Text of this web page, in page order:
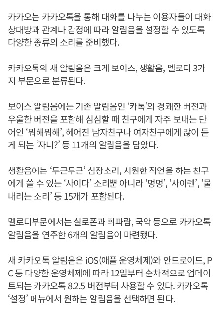
카카오는 카카오톡을 통해 대화를 나누는 이용자들이 대화
상대방과 관계나 감정에 따라 알림음을 설정할 수 있도록
다양한 종류의 소리를 준비했다.
카카오톡의 새 알림음은 크게 보이스, 생활음, 멜로디 3가
지 부문으로 분류된다.
보이스 알림음에는 기존 알림음인 ‘카톡’의 경쾌한 버전과
우울한 버전을 포함해 심심할 때 친구에게 자주 보내는 단
어인 ‘뭐해뭐해’, 헤어진 남자친구나 여자친구에게 많이 듣
게 되는 ‘자니?’ 등 11개의 알림음을 담았다.
생활음에는 ‘두근두근’ 심장소리, 시원한 직언을 하는 친구
에게 쓸 수 있는 ‘사이다’ 소리뿐 아니라 ‘멍멍’, ‘사이렌’, ‘물
내리는 소리’ 등 15개가 포함된다.
멜로디부문에서는 실로폰과 휘파람, 국악 등으로 카카오톡
알림음을 연주한 6개의 알림음이 마련됐다.
새 카카오톡 알림음은 iOS(애플 운영체제)와 안드로이드, P
C 등 다양한 운영체제에 따라 12일부터 순차적으로 업데이
트되는 카카오톡 8.2.5 버전부터 사용할 수 있다. 카카오톡
‘설정’ 메뉴에서 원하는 알림음을 선택하면 된다.